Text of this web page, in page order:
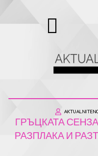
ГРЪЦКАТА
РАЗПЛАКА И